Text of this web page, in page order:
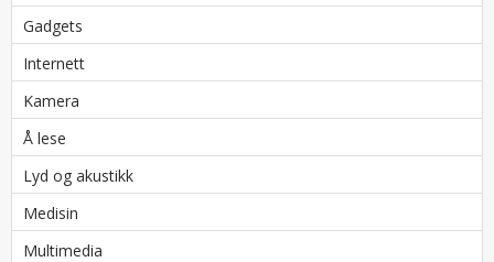
Gadgets
Internett
Kamera
Å lese
Lyd og akustikk
Medisin
Multimedia